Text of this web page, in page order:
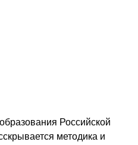
Российской
методика и